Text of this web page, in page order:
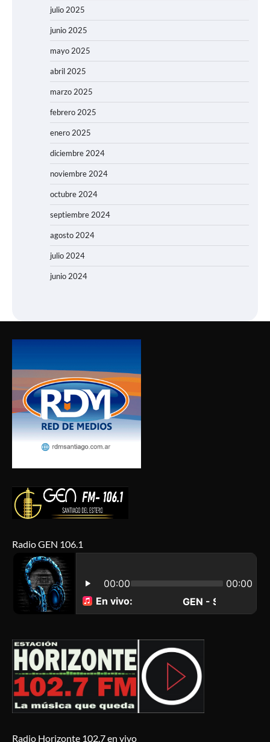
julio 2025
junio 2025
mayo 2025
abril 2025
marzo 2025
febrero 2025
enero 2025
diciembre 2024
noviembre 2024
octubre 2024
septiembre 2024
agosto 2024
julio 2024
junio 2024
Radio GEN 106.1
Radio Horizonte 102.7 en vivo